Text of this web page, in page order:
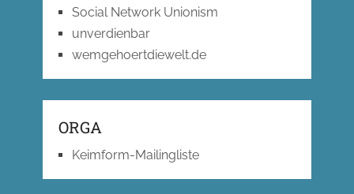
Social Network Unionism
unverdienbar
wemgehoertdiewelt.de
ORGA
Keimform-Mailingliste